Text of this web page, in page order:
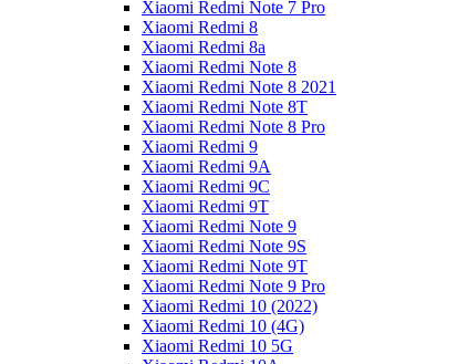
Xiaomi Redmi Note 7 Pro
Xiaomi Redmi 8
Xiaomi Redmi 8a
Xiaomi Redmi Note 8
Xiaomi Redmi Note 8 2021
Xiaomi Redmi Note 8T
Xiaomi Redmi Note 8 Pro
Xiaomi Redmi 9
Xiaomi Redmi 9A
Xiaomi Redmi 9C
Xiaomi Redmi 9T
Xiaomi Redmi Note 9
Xiaomi Redmi Note 9S
Xiaomi Redmi Note 9T
Xiaomi Redmi Note 9 Pro
Xiaomi Redmi 10 (2022)
Xiaomi Redmi 10 (4G)
Xiaomi Redmi 10 5G